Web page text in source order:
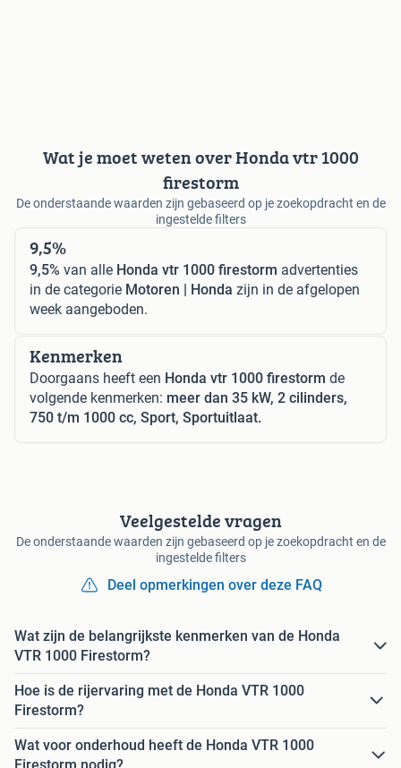
Wat je moet weten over Honda vtr 1000
firestorm
De onderstaande waarden zijn gebaseerd op je zoekopdracht en de
ingestelde filters
9,5%
9,5% van alle Honda vtr 1000 firestorm advertenties
in de categorie Motoren | Honda zijn in de afgelopen
week aangeboden.
Kenmerken
Doorgaans heeft een Honda vtr 1000 firestorm de
volgende kenmerken: meer dan 35 kW, 2 cilinders,
750 t/m 1000 cc, Sport, Sportuitlaat.
Veelgestelde vragen
De onderstaande waarden zijn gebaseerd op je zoekopdracht en de
ingestelde filters
Deel opmerkingen over deze FAQ
Wat zijn de belangrijkste kenmerken van de Honda
VTR 1000 Firestorm?
Hoe is de rijervaring met de Honda VTR 1000
Firestorm?
Wat voor onderhoud heeft de Honda VTR 1000